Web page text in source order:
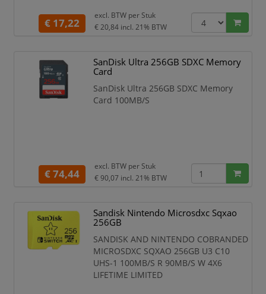
€ 17,22
excl. BTW per Stuk
€ 20,84 incl. 21% BTW
SanDisk Ultra 256GB SDXC Memory
Card
SanDisk Ultra 256GB SDXC Memory
Card 100MB/S
€ 74,44
excl. BTW per Stuk
€ 90,07 incl. 21% BTW
Sandisk Nintendo Microsdxc Sqxao
256GB
SANDISK AND NINTENDO COBRANDED
MICROSDXC SQXAO 256GB U3 C10
UHS-1 100MB/S R 90MB/S W 4X6
LIFETIME LIMITED